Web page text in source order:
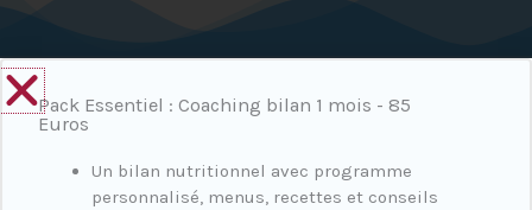
Pack Essentiel : Coaching bilan 1 mois - 85
Euros
Un bilan nutritionnel avec programme
personnalisé, menus, recettes et conseils